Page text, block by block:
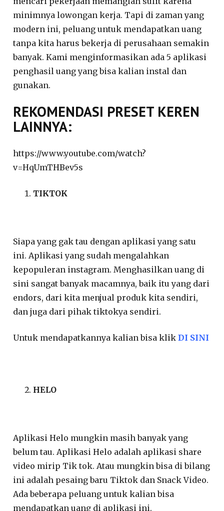
minimnya lowongan kerja. Tapi di zaman yang
modern ini, peluang untuk mendapatkan uang
tanpa kita harus bekerja di perusahaan semakin
banyak. Kami menginformasikan ada 5 aplikasi
penghasil uang yang bisa kalian instal dan
gunakan.
REKOMENDASI PRESET KEREN
LAINNYA:
https://www.youtube.com/watch?
v=HqUmTHBev5s
TIKTOK
Siapa yang gak tau dengan aplikasi yang satu
ini. Aplikasi yang sudah mengalahkan
kepopuleran instagram. Menghasilkan uang di
sini sangat banyak macamnya, baik itu yang dari
endors, dari kita menjual produk kita sendiri,
dan juga dari pihak tiktokya sendiri.
Untuk mendapatkannya kalian bisa klikDI SINI
HELO
Aplikasi Helo mungkin masih banyak yang
belum tau. Aplikasi Helo adalah aplikasi share
video mirip Tik tok. Atau mungkin bisa di bilang
ini adalah pesaing baru Tiktok dan Snack Video.
Ada beberapa peluang untuk kalian bisa
mendapatkan uang di aplikasi ini.